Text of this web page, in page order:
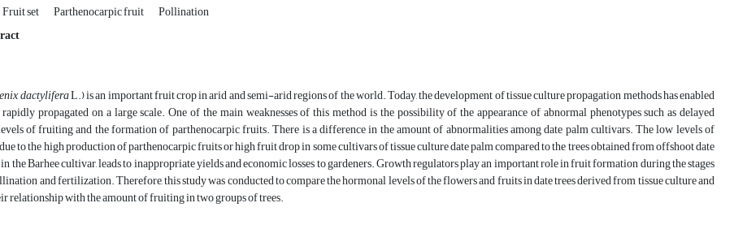
Fruit set Parthenocarpic fruit
Pollination
dactyliferaL.) is an important fruit crop in arid and semi-arid regions of the world. Today, the development of tissue culture propagation methods has enabled
propagated on a large scale. One of the main weaknesses of this method is the possibility of the appearance of abnormal phenotypes such as delayed
of fruiting and the formation of parthenocarpic fruits. There is a difference in the amount of abnormalities among date palm cultivars. The low levels of
to the high production of parthenocarpic fruits or high fruit drop in some cultivars of tissue culture date palm compared to the trees obtained from offshoot date
the Barhee cultivar, leads to inappropriate yields and economic losses to gardeners. Growth regulators play an important role in fruit formation during the stages
and fertilization. Therefore, this study was conducted to compare the hormonal levels of the flowers and fruits in date trees derived from tissue culture and
relationship with the amount of fruiting in two groups of trees.